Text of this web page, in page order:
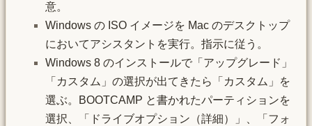
意。
Windows の ISO イメージを Mac のデスクトップ
においてアシスタントを実行。指示に従う。
Windows 8 のインストールで「アップグレード」
「カスタム」の選択が出てきたら「カスタム」を
選ぶ。BOOTCAMP と書かれたパーティションを
選択、「ドライブオプション（詳細）」、「フォ